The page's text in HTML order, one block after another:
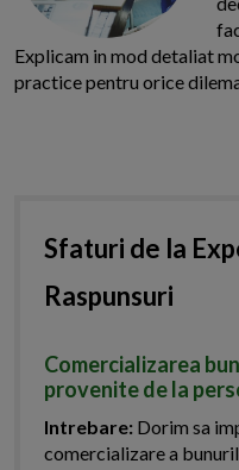
Explicam in mod detaliat
practice pentru orice
Sfaturi de la
Raspunsuri
Comercializarea
provenite de la
Intrebare: Dorim sa
comercializare a